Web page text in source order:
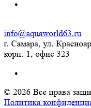
info@aquaworld63.ru
г. Самара, ул.
корп. 1, офис 323
© 2026 Все права
Политика